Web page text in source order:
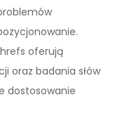
oferują
oraz badania słów
dostosowanie